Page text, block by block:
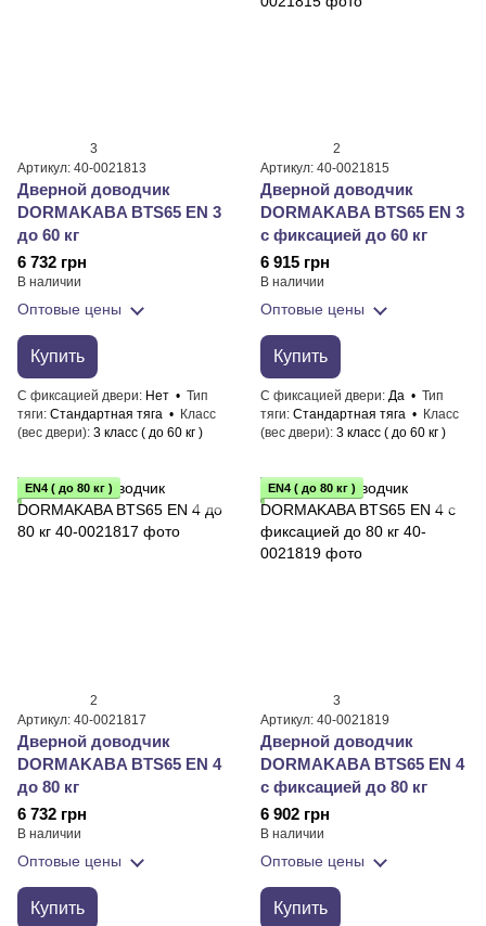
3
Артикул: 40-0021813
Дверной доводчик
DORMAKABA BTS65 EN 3
до 60 кг
6 732 грн
В наличии
Оптовые цены
Купить
С фиксацией двери Нет
Тип
тяги Стандартная тяга
Класс
(вес двери) 3 класс ( до 60 кг )
2
Артикул: 40-0021815
Дверной доводчик
DORMAKABA BTS65 EN 3
с фиксацией до 60 кг
6 915 грн
В наличии
Оптовые цены
Купить
С фиксацией двери Да
Тип
тяги Стандартная тяга
Класс
(вес двери) 3 класс ( до 60 кг )
EN4 ( до 80 кг )
2
Артикул: 40-0021817
Дверной доводчик
DORMAKABA BTS65 EN 4
до 80 кг
6 732 грн
В наличии
Оптовые цены
Купить
EN4 ( до 80 кг )
3
Артикул: 40-0021819
Дверной доводчик
DORMAKABA BTS65 EN 4
с фиксацией до 80 кг
6 902 грн
В наличии
Оптовые цены
Купить